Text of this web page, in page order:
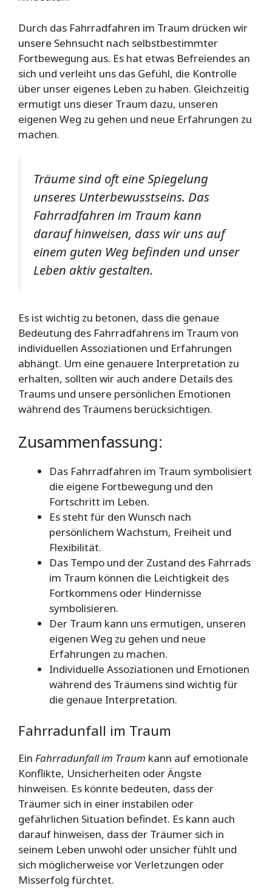
Durch das Fahrradfahren im Traum drücken wir
unsere Sehnsucht nach selbstbestimmter
Fortbewegung aus. Es hat etwas Befreiendes an
sich und verleiht uns das Gefühl, die Kontrolle
über unser eigenes Leben zu haben. Gleichzeitig
ermutigt uns dieser Traum dazu, unseren
eigenen Weg zu gehen und neue Erfahrungen zu
machen.
Träume sind oft eine Spiegelung
unseres Unterbewusstseins. Das
Fahrradfahren im Traum kann
darauf hinweisen, dass wir uns auf
einem guten Weg befinden und unser
Leben aktiv gestalten.
Es ist wichtig zu betonen, dass die genaue
Bedeutung des Fahrradfahrens im Traum von
individuellen Assoziationen und Erfahrungen
abhängt. Um eine genauere Interpretation zu
erhalten, sollten wir auch andere Details des
Traums und unsere persönlichen Emotionen
während des Träumens berücksichtigen.
Zusammenfassung:
Das Fahrradfahren im Traum symbolisiert
die eigene Fortbewegung und den
Fortschritt im Leben.
Es steht für den Wunsch nach
persönlichem Wachstum, Freiheit und
Flexibilität.
Das Tempo und der Zustand des Fahrrads
im Traum können die Leichtigkeit des
Fortkommens oder Hindernisse
symbolisieren.
Der Traum kann uns ermutigen, unseren
eigenen Weg zu gehen und neue
Erfahrungen zu machen.
Individuelle Assoziationen und Emotionen
während des Träumens sind wichtig für
die genaue Interpretation.
Fahrradunfall im Traum
Ein Fahrradunfall im Traum kann auf emotionale
Konflikte, Unsicherheiten oder Ängste
hinweisen. Es könnte bedeuten, dass der
Träumer sich in einer instabilen oder
gefährlichen Situation befindet. Es kann auch
darauf hinweisen, dass der Träumer sich in
seinem Leben unwohl oder unsicher fühlt und
sich möglicherweise vor Verletzungen oder
Misserfolg fürchtet.